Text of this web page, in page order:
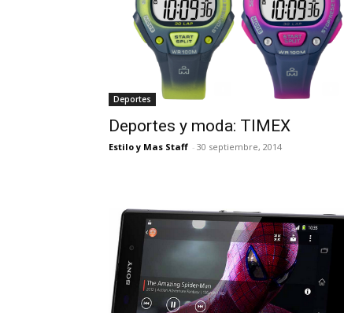
Deportes
Deportes y moda: TIMEX
Estilo y Mas Staff - 30 septiembre, 2014